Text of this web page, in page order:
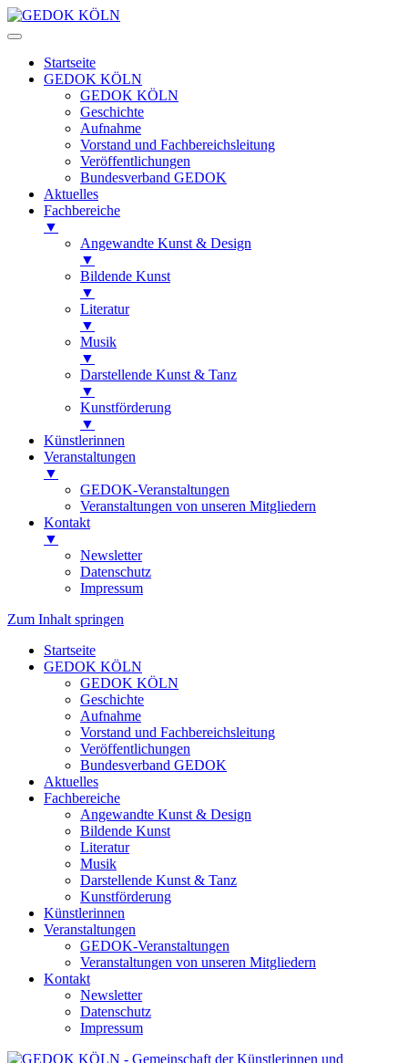
Startseite
GEDOK KÖLN
GEDOK KÖLN
Geschichte
Aufnahme
Vorstand und Fachbereichsleitung
Veröffentlichungen
Bundesverband GEDOK
Aktuelles
Fachbereiche
▼
Angewandte Kunst & Design
▼
Bildende Kunst
▼
Literatur
▼
Musik
▼
Darstellende Kunst & Tanz
▼
Kunstförderung
▼
Künstlerinnen
Veranstaltungen
▼
GEDOK-Veranstaltungen
Veranstaltungen von unseren Mitgliedern
Kontakt
▼
Newsletter
Datenschutz
Impressum
Zum Inhalt springen
Startseite
GEDOK KÖLN
GEDOK KÖLN
Geschichte
Aufnahme
Vorstand und Fachbereichsleitung
Veröffentlichungen
Bundesverband GEDOK
Aktuelles
Fachbereiche
Angewandte Kunst & Design
Bildende Kunst
Literatur
Musik
Darstellende Kunst & Tanz
Kunstförderung
Künstlerinnen
Veranstaltungen
GEDOK-Veranstaltungen
Veranstaltungen von unseren Mitgliedern
Kontakt
Newsletter
Datenschutz
Impressum